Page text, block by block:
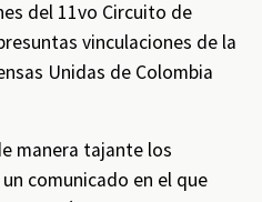
del 11vo Circuito de
vinculaciones de la
Unidas de Colombia
manera tajante los
comunicado en el que